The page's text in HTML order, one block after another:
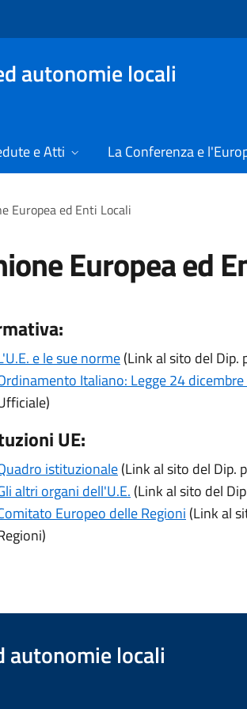
autonomie locali
e Atti La Conferenza e
Europea ed Enti Locali
Europea ed
e le sue norme(Link al sito del Dip.
Italiano: Legge 24
UE:
istituzionale(Link al sito del Dip.
altri organi dell'U.E. (Link al sito del
Europeo delle Regioni (Link al
autonomie locali